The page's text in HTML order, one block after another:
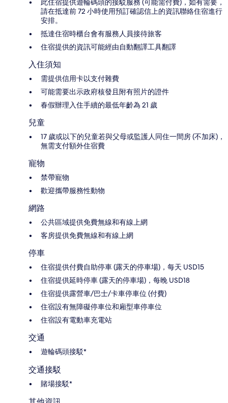
此住宿提供遊輪碼頭的接駁服務 (可能需付費)，如有需要，
請在抵達前 72 小時使用預訂確認信上的資訊聯絡住宿進行
安排。
抵達住宿時櫃台會有服務人員接待旅客
住宿提供的資訊可能經由自動翻譯工具翻譯
入住須知
需提供信用卡以支付雜費
可能需要出示政府核發且附有照片的證件
春假辦理入住手續的最低年齡為 21 歲
兒童
17 歲或以下的兒童若與父母或監護人同住一間房 (不加床)，
無需支付額外住宿費
寵物
禁帶寵物
歡迎攜帶服務性動物
網路
公共區域提供免費無線和有線上網
客房提供免費無線和有線上網
停車
住宿提供付費自助停車 (露天的停車場)，每天 USD15
住宿提供延時停車 (露天的停車場)，每晚 USD18
住宿提供露營車/巴士/卡車停車位 (付費)
住宿設有無障礙停車位和廂型車停車位
住宿設有電動車充電站
交通
遊輪碼頭接駁*
交通接駁
賭場接駁*